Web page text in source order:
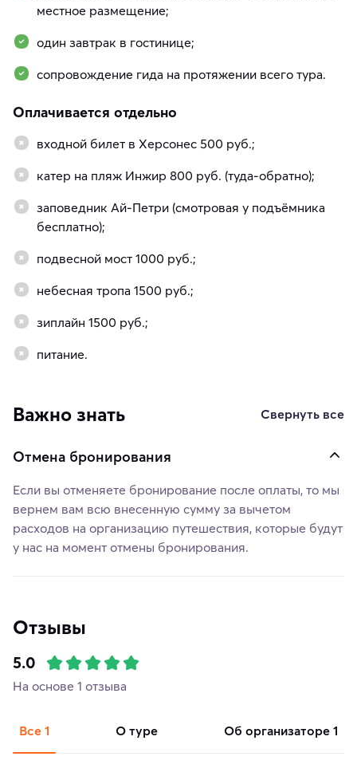
местное размещение;
один завтрак в гостинице;
сопровождение гида на протяжении всего тура.
Оплачивается отдельно
входной билет в Херсонес 500 руб.;
катер на пляж Инжир 800 руб. (туда-обратно);
заповедник Ай-Петри (смотровая у подъёмника
бесплатно);
подвесной мост 1000 руб.;
небесная тропа 1500 руб.;
зиплайн 1500 руб.;
питание.
Важно знать Свернуть все
Отмена бронирования
Если вы отменяете бронирование после оплаты, то мы
вернем вам всю внесенную сумму за вычетом
расходов на организацию путешествия, которые будут
у нас на момент отмены бронирования.
Отзывы
5.0
На основе 1 отзыва
Все 1 о туре об организаторе 1